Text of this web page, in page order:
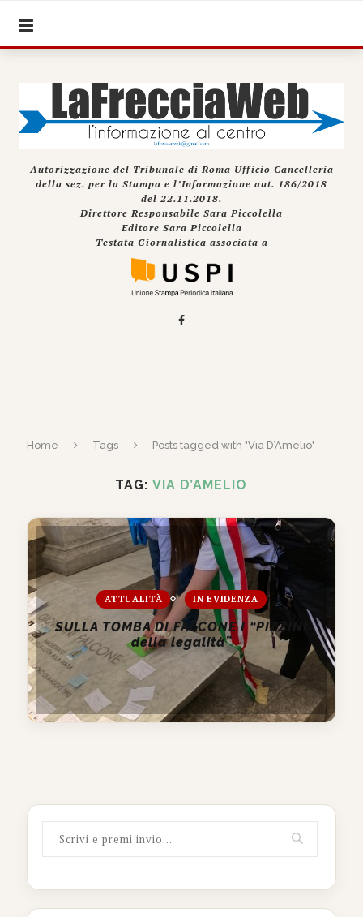
Autorizzazione del Tribunale di Roma Ufficio Cancelleria
della sez. per la Stampa e l’Informazione aut. 186/2018
del 22.11.2018.
Direttore Responsabile Sara Piccolella
Editore Sara Piccolella
Testata Giornalistica associata a
Home Tags Posts tagged with "Via D’Amelio"
TAG:VIA D’AMELIO
ATTUALITÀ IN EVIDENZA
SULLA TOMBA DI FALCONE I “PIZZINI
della legalità”